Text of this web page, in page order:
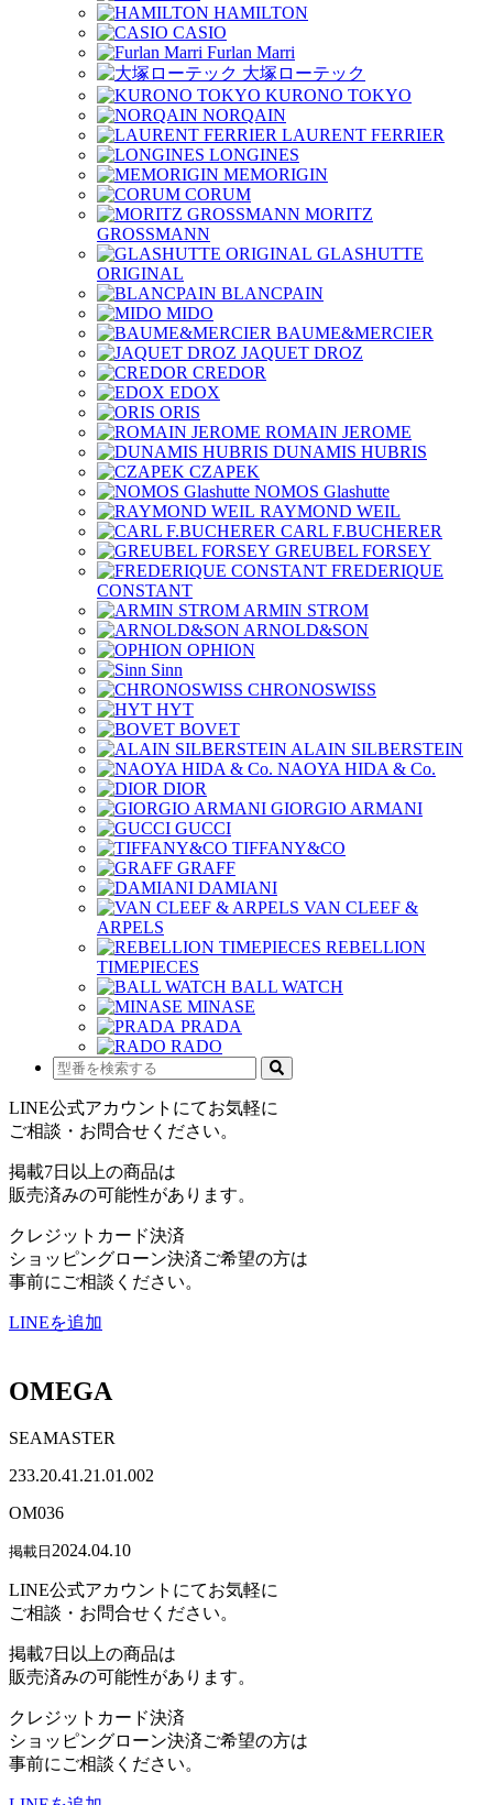
HAMILTON
CASIO
Furlan Marri
大塚ローテック
KURONO TOKYO
NORQAIN
LAURENT FERRIER
LONGINES
MEMORIGIN
CORUM
MORITZ
GROSSMANN
GLASHUTTE
ORIGINAL
BLANCPAIN
MIDO
BAUME&MERCIER
JAQUET DROZ
CREDOR
EDOX
ORIS
ROMAIN JEROME
DUNAMIS HUBRIS
CZAPEK
NOMOS Glashutte
RAYMOND WEIL
CARL F.BUCHERER
GREUBEL FORSEY
FREDERIQUE
CONSTANT
ARMIN STROM
ARNOLD&SON
OPHION
Sinn
CHRONOSWISS
HYT
BOVET
ALAIN SILBERSTEIN
NAOYA HIDA & Co.
DIOR
GIORGIO ARMANI
GUCCI
TIFFANY&CO
GRAFF
DAMIANI
VAN CLEEF &
ARPELS
REBELLION
TIMEPIECES
BALL WATCH
MINASE
PRADA
RADO
LINE公式アカウントにてお気軽に
ご相談・お問合せください。
掲載7日以上の商品は
販売済みの可能性があります。
クレジットカード決済
ショッピングローン決済ご希望の方は
事前にご相談ください。
LINEを追加
OMEGA
SEAMASTER
233.20.41.21.01.002
OM036
掲載日 2024.04.10
LINE公式アカウントにてお気軽に
ご相談・お問合せください。
掲載7日以上の商品は
販売済みの可能性があります。
クレジットカード決済
ショッピングローン決済ご希望の方は
事前にご相談ください。